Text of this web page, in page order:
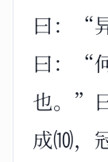
曰：“
曰：“
也。”
成⑽，